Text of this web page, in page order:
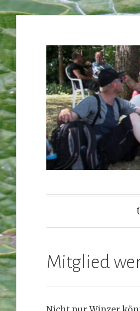
springen
Mitglied